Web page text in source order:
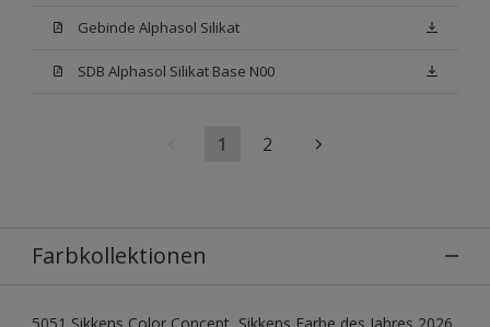
Gebinde Alphasol Silikat
SDB Alphasol Silikat Base N00
1 2
Farbkollektionen